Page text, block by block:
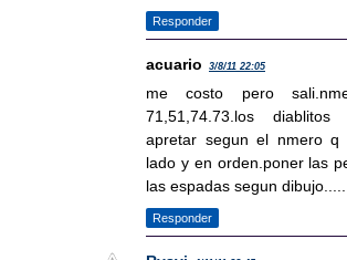
Responder
acuario 3/8/11 22:05
me costo pero
71,51,74.73.los
apretar segun el nmero q
lado y en orden.poner las
las espadas segun dibujo.....
Responder